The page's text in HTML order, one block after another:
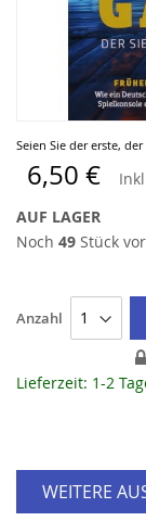
Seien Sie der erste,
6,50 €
AUF LAGER
Noch 49 Stück
Anzahl
Lieferzeit: 1-2
WEITERE
Zum
Anfang
der
Bildergalerie
springen